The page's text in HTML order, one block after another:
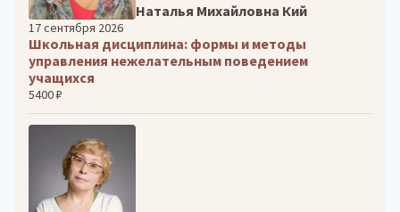
Наталья Михайловна Кий
17 сентября 2026
Школьная дисциплина: формы и методы
управления нежелательным поведением
учащихся
5400 ₽